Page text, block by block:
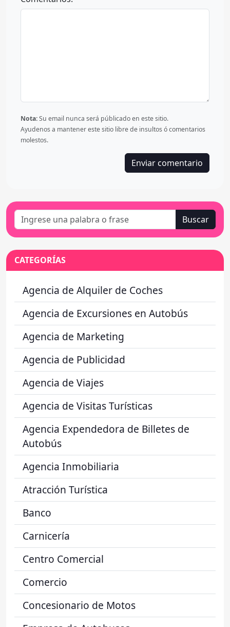
Nota:Su email nunca será públicado en este sitio.
Ayudenos a mantener este sitio libre de insultos ó comentarios
molestos.
Buscar
CATEGORÍAS
Agencia de Alquiler de Coches
Agencia de Excursiones en Autobús
Agencia de Marketing
Agencia de Publicidad
Agencia de Viajes
Agencia de Visitas Turísticas
Agencia Expendedora de Billetes de
Autobús
Agencia Inmobiliaria
Atracción Turística
Banco
Carnicería
Centro Comercial
Comercio
Concesionario de Motos